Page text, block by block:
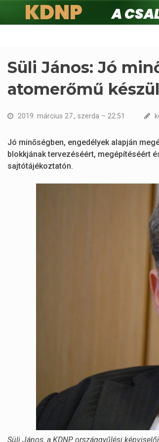
KDNP
A családokért.
Süli János: Jó
atomerőmű készül
2019. március 27., szerda – 22:51
Jó minőségben, engedélyek alapján
blokkjának tervezéséért, megépítéséért
sajtótájékoztatón.
Süli János, a KDNP országgyűlési